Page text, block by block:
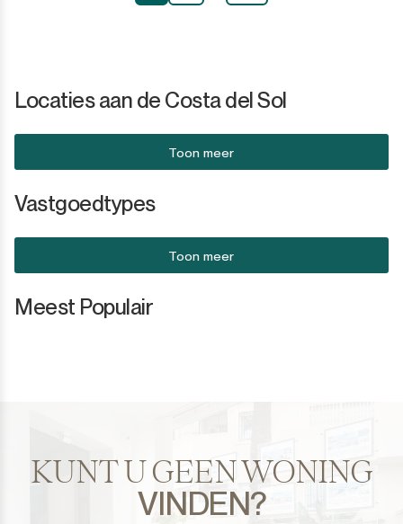
Locaties aan de Costa del Sol
Toon meer
Vastgoedtypes
Toon meer
Meest Populair
KUNT U GEEN WONING
VINDEN?